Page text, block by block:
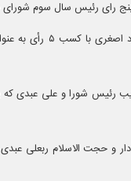
رای رئیس سال سوم
در جلسه غیر علنی
رئیس شورا و علی عبدی
و حجت الاسلام ربعلی عبدی